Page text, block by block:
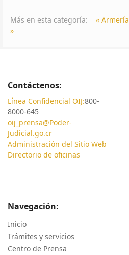
Más en esta categoría: « Armería
»
Contáctenos:
Línea Confidencial OIJ:800-
8000-645
oij_prensa@Poder-
Judicial.go.cr
Administración del Sitio Web
Directorio de oficinas
Navegación:
Inicio
Trámites y servicios
Centro de Prensa